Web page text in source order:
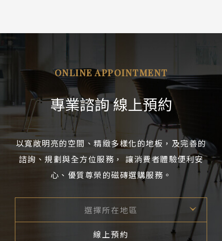
ONLINE APPOINTMENT
專業諮詢 線上預約
以寬敞明亮的空間、精緻多樣化的地板，及完善的
諮詢、規劃與全方位服務， 讓消費者體驗便利安
心、優質尊榮的磁磚選購服務。
選擇所在地區
線上預約